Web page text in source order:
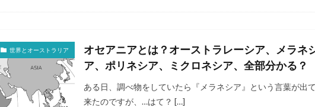
世界とオーストラリア
オセアニアとは？オーストラレーシア、メラネ
ア、ポリネシア、ミクロネシア、全部分かる？
ある日、調べ物をしていたら『メラネシア』という言葉が出て
来たのですが、…はて？ […]